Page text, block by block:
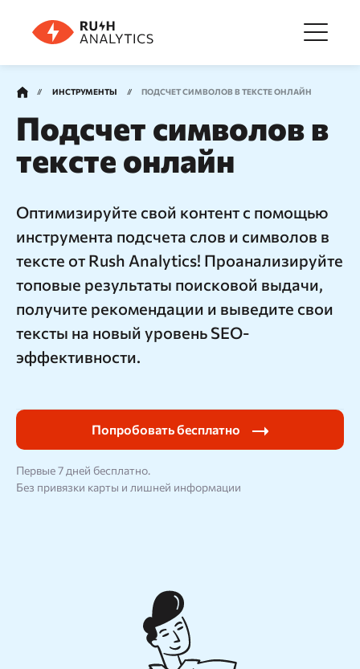
Меню
Инструменты
Цены
О компании
Блог
SEO продвижение
Войти Попробовать бесплатно
ИНСТРУМЕНТЫ ПОДСЧЕТ СИМВОЛОВ В ТЕКСТЕ ОНЛАЙН
Подсчет символов в
тексте онлайн
Оптимизируйте свой контент с помощью
инструмента подсчета слов и символов в
тексте от Rush Analytics! Проанализируйте
топовые результаты поисковой выдачи,
получите рекомендации и выведите свои
тексты на новый уровень SEO-
эффективности.
Попробовать бесплатно
Первые 7 дней бесплатно.
Без привязки карты и лишней информации